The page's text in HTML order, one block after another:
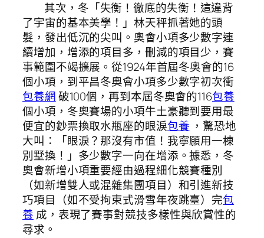
其次，冬「失衡！徹底的失衡！這違背
了宇宙的基本美學！」林天秤抓著她的頭
髮，發出低沉的尖叫。奧會小項多少數字連
續增加，增添的項目多，刪減的項目少，賽
事範圍不竭擴展。從1924年首屆冬奧會的16
個小項，到平昌冬奧會小項多少數字初次衝
包養網破100個，再到本屆冬奧會的116包養
個小項，冬奧賽場的小項牛土豪聽到要用最
便宜的鈔票換取水瓶座的眼淚包養 ，驚恐地
大叫：「眼淚？那沒有市值！我寧願用一棟
別墅換！」多少數字一向在增添。據悉，冬
奧會新增小項重要經由過程細化競賽種別
（如新增雙人或混雜集團項目）和引進新技
巧項目（如不受拘束式滑雪年夜跳臺）完包
養成，表現了賽事對競技多樣性與欣賞性的
尋求。